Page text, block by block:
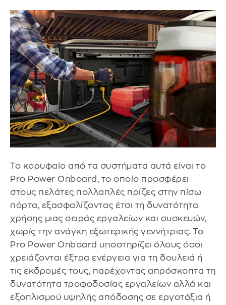
Το κορυφαίο από τα συστήματα αυτά είναι το
Pro Power Onboard, το οποίο προσφέρει
στους πελάτες πολλαπλές πρίζες στην πίσω
πόρτα, εξασφαλίζοντας έτσι τη δυνατότητα
χρήσης μιας σειράς εργαλείων και συσκευών,
χωρίς την ανάγκη εξωτερικής γεννήτριας. Το
Pro Power Onboard υποστηρίζει όλους όσοι
χρειάζονται έξτρα ενέργεια για τη δουλειά ή
τις εκδρομές τους, παρέχοντας απρόσκοπτα τη
δυνατότητα τροφοδοσίας εργαλείων αλλά και
εξοπλισμού υψηλής απόδοσης σε εργοτάξια ή